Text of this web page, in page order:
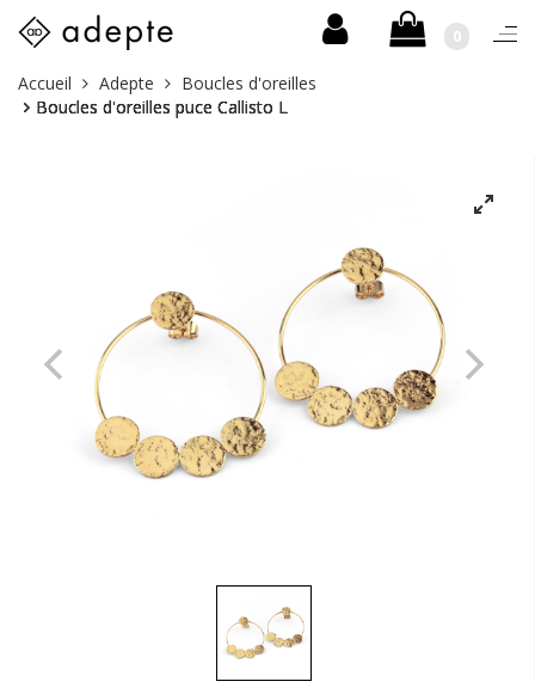
Skip
0
Vous
êtes
Accueil Adepte
Boucles d'oreilles
Boucles d'oreilles puce Callisto L